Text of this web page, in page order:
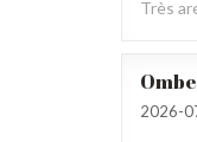
Très
2026-